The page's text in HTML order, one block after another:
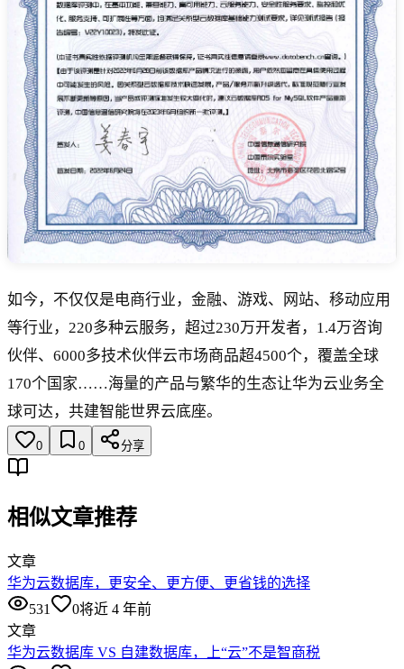
如今，不仅仅是电商行业，金融、游戏、网站、移动应用
等行业，220多种云服务，超过230万开发者，1.4万咨询
伙伴、6000多技术伙伴云市场商品超4500个，覆盖全球
170个国家……海量的产品与繁华的生态让华为云业务全
球可达，共建智能世界云底座。
0 0 分享
相似文章推荐
文章
华为云数据库，更安全、更方便、更省钱的选择
531
0将近 4 年前
文章
华为云数据库 VS 自建数据库，上“云”不是智商税